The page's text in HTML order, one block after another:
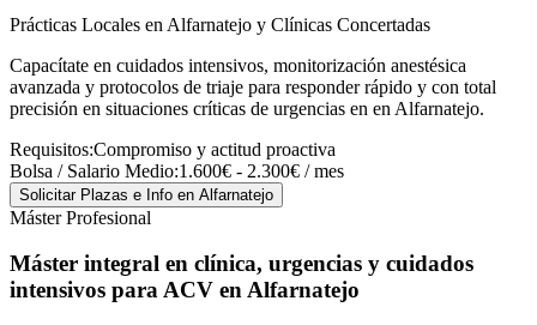
Prácticas Locales en Alfarnatejo y Clínicas Concertadas
Capacítate en cuidados intensivos, monitorización anestésica
avanzada y protocolos de triaje para responder rápido y con total
precisión en situaciones críticas de urgencias en en Alfarnatejo.
Requisitos:Compromiso y actitud proactiva
Bolsa / Salario Medio:1.600€ - 2.300€ / mes
Solicitar Plazas e Info en Alfarnatejo
Máster Profesional
Máster integral en clínica, urgencias y cuidados
intensivos para ACV en Alfarnatejo